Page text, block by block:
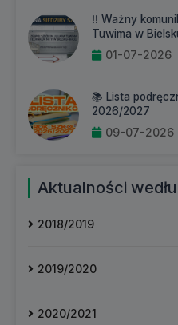
‼️ Ważny
Tuwima w
01-07-2026
📚 Lista
2026/2027
09-07-2026
Aktualności
2018/2019
2019/2020
2020/2021